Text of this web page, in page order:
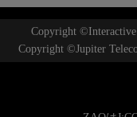
Copyright
Copyright ©Jupiter